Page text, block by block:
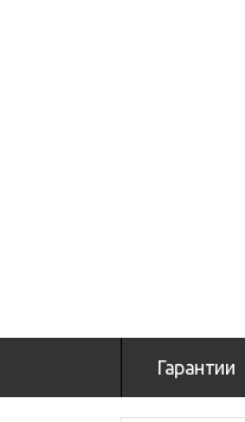
Гарантии